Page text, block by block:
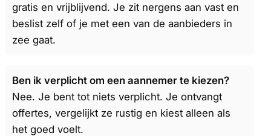
gratis en vrijblijvend. Je zit nergens aan vast en
beslist zelf of je met een van de aanbieders in
zee gaat.
Ben ik verplicht om een aannemer te kiezen?
Nee. Je bent tot niets verplicht. Je ontvangt
offertes, vergelijkt ze rustig en kiest alleen als
het goed voelt.